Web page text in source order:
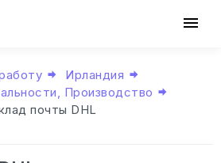
Ирландия
Производство
почты DHL